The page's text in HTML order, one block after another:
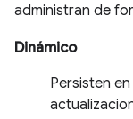
administran de
Dinámico
Persisten